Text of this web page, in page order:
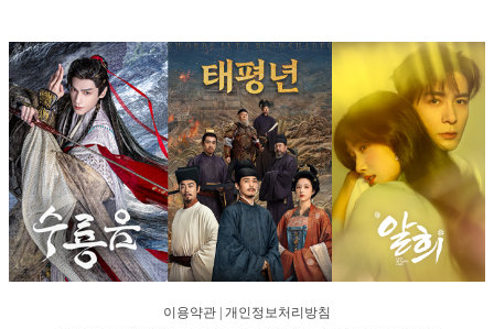
이용약관 개인정보처리방침